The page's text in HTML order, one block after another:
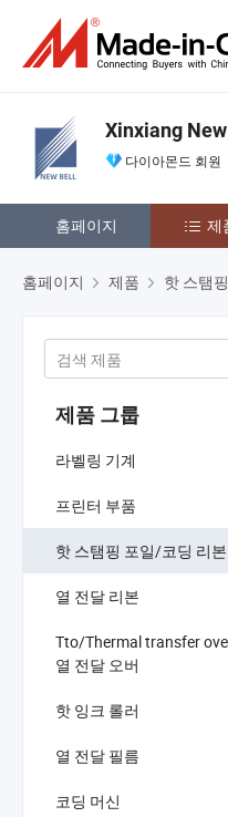
Xinxiang
다이아몬드 회원
홈페이지 제
홈페이지 제품 핫 스탬
제품 그룹
라벨링 기계
프린터 부품
핫 스탬핑 포일/코딩 리본
열 전달 리본
Tto/Thermal transfer
열 전달 오버
핫 잉크 롤러
열 전달 필름
코딩 머신